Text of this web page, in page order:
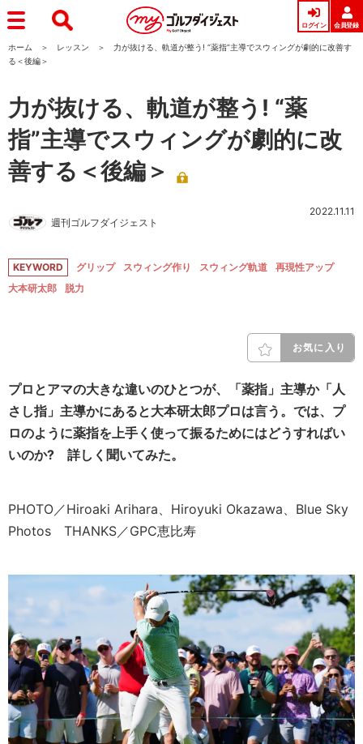
ログイン 会員登録
ホーム レッスン
力が抜ける、軌道が整う! “薬指”主導でスウィングが劇的に改善す
る＜後編＞
力が抜ける、軌道が整う! “薬
指”主導でスウィングが劇的に改
善する＜後編＞
週刊ゴルフダイジェスト
2022.11.11
KEYWORD グリップ スウィング作り スウィング軌道
再現性アップ
大本研太郎
脱力
お気に入り
プロとアマの大きな違いのひとつが、「薬指」主導か「人
さし指」主導かにあると大本研太郎プロは言う。では、プ
ロのように薬指を上手く使って振るためにはどうすればい
いのか? 詳しく聞いてみた。
PHOTO／Hiroaki Arihara、Hiroyuki Okazawa、Blue Sky
Photos THANKS／GPC恵比寿